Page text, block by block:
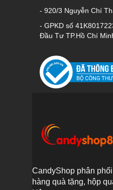
- 920/3 Nguyễn Chí
- GPKD số
Đầu Tư TP.Hồ Chí
CandyShop phân
hàng quà tặng, hộp